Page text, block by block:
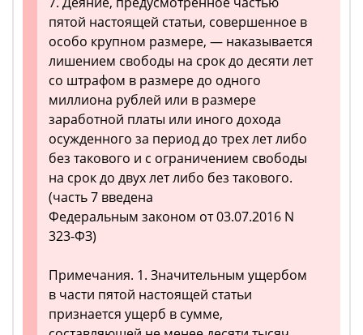
пятой настоящей статьи, совершенное в
особо крупном размере, — наказывается
лишением свободы на срок до десяти лет
со штрафом в размере до одного
миллиона рублей или в размере
заработной платы или иного дохода
осужденного за период до трех лет либо
без такового и с ограничением свободы
на срок до двух лет либо без такового.
(часть 7 введена
Федеральным законом от 03.07.2016 N
323-ФЗ)
Примечания. 1. Значительным ущербом
в части пятой настоящей статьи
признается ущерб в сумме,